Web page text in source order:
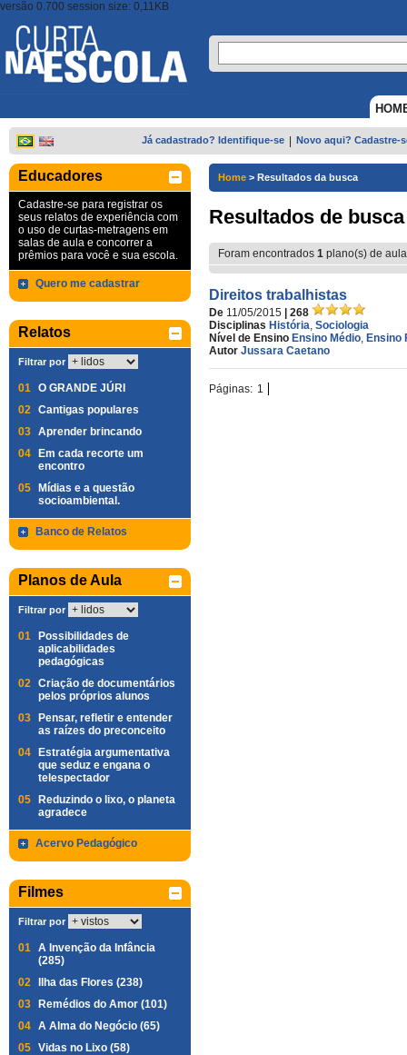
versão 0.700 session size: 0,11KB
Já cadastrado? Identifique-se Novo aqui? Cadastre-
Educadores
Cadastre-se para registrar os
seus relatos de experiência com
o uso de curtas-metragens em
salas de aula e concorrer a
prêmios para você e sua escola.
Quero me cadastrar
Relatos
Filtrar por
01 O GRANDE JÚRI
02 Cantigas populares
03 Aprender brincando
04
Em cada recorte um
encontro
05
Mídias e a questão
socioambiental.
Banco de Relatos
Planos de Aula
Filtrar por
01
Possibilidades de
aplicabilidades
pedagógicas
02 Criação de documentários
pelos próprios alunos
03
Pensar, refletir e entender
as raízes do preconceito
04
Estratégia argumentativa
que seduz e engana o
telespectador
05
Reduzindo o lixo, o planeta
agradece
Acervo Pedagógico
Filmes
Filtrar por
01 A Invenção da Infância
(285)
02
Ilha das Flores (238)
03
Remédios do Amor (101)
04 A Alma do Negócio (65)
05 Vidas no Lixo (58)
Home > Resultados da busca
Resultados de busca
Foram encontrados 1 plano(s) de
Direitos trabalhistas
De 11/05/2015
| 268
Disciplinas História, Sociologia
Nível de Ensino Ensino Médio, Ensino
Autor Jussara Caetano
Páginas: 1